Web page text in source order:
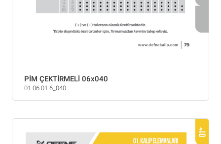
PİM ÇEKTİRMELİ 06x040
01.06.01.6_040